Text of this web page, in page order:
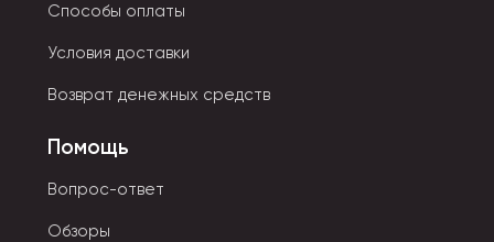
Способы оплаты
Условия доставки
Возврат денежных средств
Помощь
Вопрос-ответ
Обзоры